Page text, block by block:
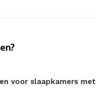
voor slaapkamers met